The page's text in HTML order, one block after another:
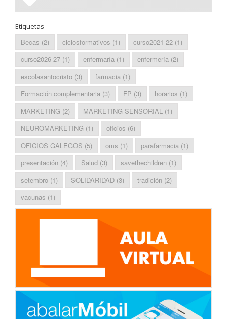
Etiquetas
Becas (2) ciclosformativos (1) curso2021-22 (1)
curso2026-27 (1) enfermaría (1) enfermería (2)
escolasantocristo (3) farmacia (1)
Formación complementaria (3) FP (3) horarios (1)
MARKETING (2) MARKETING SENSORIAL (1)
NEUROMARKETING (1) oficios (6)
OFICIOS GALEGOS (5) oms (1) parafarmacia (1)
presentación (4) Salud (3) savethechildren (1)
setembro (1) SOLIDARIDAD (3) tradición (2)
vacunas (1)